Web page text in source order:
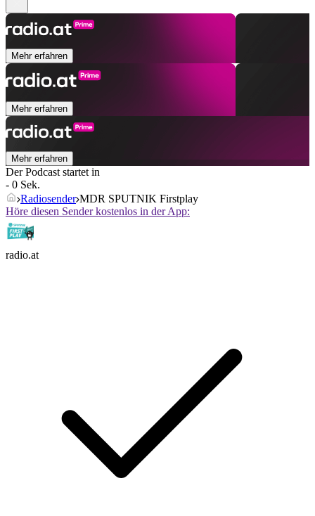
Mehr erfahren
Mehr erfahren
Mehr erfahren
Der Podcast startet in
- 0 Sek.
Radiosender MDR SPUTNIK Firstplay
Höre diesen Sender kostenlos in der App:
radio.at